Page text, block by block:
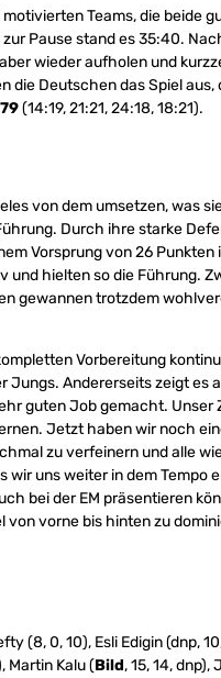
Teams, die beide
Pause stand es 35:40.
wieder aufholen und
die Deutschen das Spiel
(14:19, 21:21, 24:18, 18:21).
von dem umsetzen, was
Durch ihre starke
Vorsprung von 26 Punkten
hielten so die Führung.
gewannen trotzdem
Vorbereitung
Jungs. Andererseits zeigt es
guten Job gemacht. Unser
Jetzt haben wir noch
zu verfeinern und alle
wir uns weiter in dem Tempo
bei der EM präsentieren
vorne bis hinten zu
(8, 0, 10), Esli Edigin (dnp,
Martin Kalu (Bild, 15, 14, dnp),